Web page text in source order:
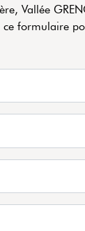
Vallée
ce formulaire